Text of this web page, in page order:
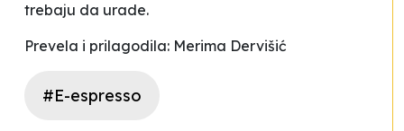
trebaju da urade.
Prevela i prilagodila: Merima Dervišić
#E-espresso